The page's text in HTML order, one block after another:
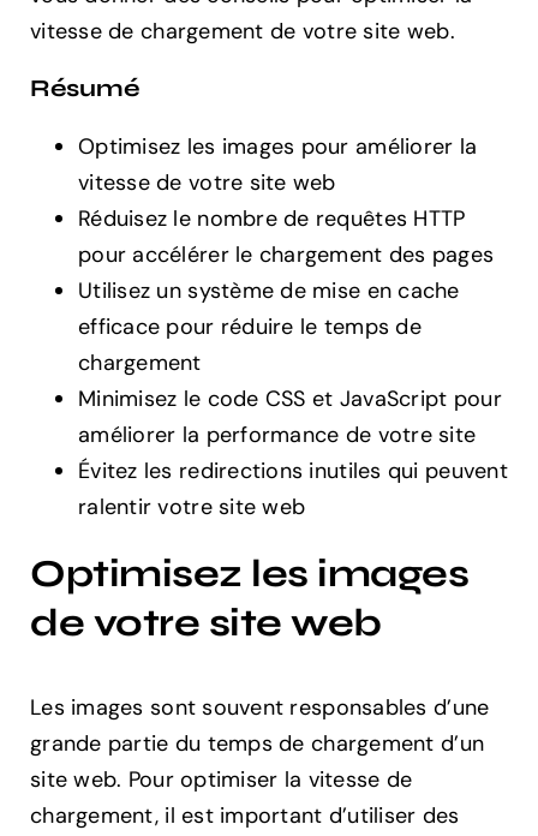
vitesse de chargement de votre site web.
Résumé
Optimisez les images pour améliorer la
vitesse de votre site web
Réduisez le nombre de requêtes HTTP
pour accélérer le chargement des pages
Utilisez un système de mise en cache
efficace pour réduire le temps de
chargement
Minimisez le code CSS et JavaScript pour
améliorer la performance de votre site
Évitez les redirections inutiles qui peuvent
ralentir votre site web
Optimisez les images
de votre site web
Les images sont souvent responsables d’une
grande partie du temps de chargement d’un
site web. Pour optimiser la vitesse de
chargement, il est important d’utiliser des